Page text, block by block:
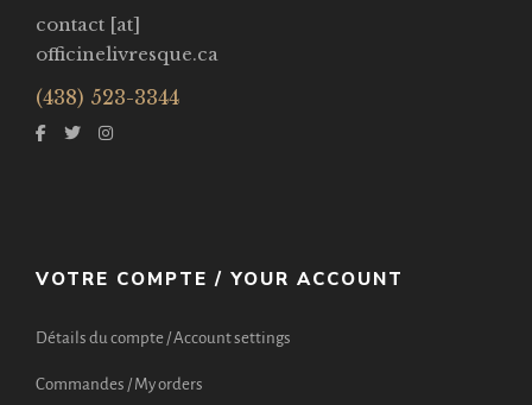
contact [at]
officinelivresque.ca
(438) 523-3344
VOTRE COMPTE / YOUR ACCOUNT
Détails du compte / Account settings
Commandes / My orders